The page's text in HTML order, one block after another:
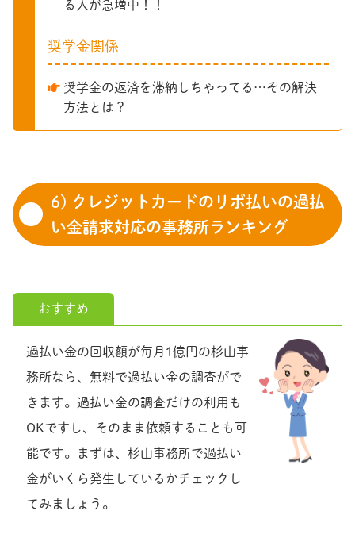
る人が急増中！！
奨学金関係
奨学金の返済を滞納しちゃってる…その解決
方法とは？
6) クレジットカードのリボ払いの過払
い金請求対応の事務所ランキング
おすすめ
過払い金の回収額が毎月1億円の杉山事
務所なら、無料で過払い金の調査がで
きます。過払い金の調査だけの利用も
OKですし、そのまま依頼することも可
能です。まずは、杉山事務所で過払い
金がいくら発生しているかチェックし
てみましょう。